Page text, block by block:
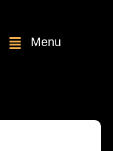
Menu